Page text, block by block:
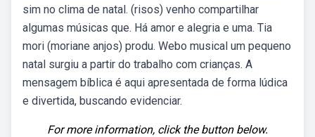
sim no clima de natal. (risos) venho compartilhar
algumas músicas que. Há amor e alegria e uma. Tia
mori (moriane anjos) produ. Webo musical um pequeno
natal surgiu a partir do trabalho com crianças. A
mensagem bíblica é aqui apresentada de forma lúdica
e divertida, buscando evidenciar.
For more information, click the button below.